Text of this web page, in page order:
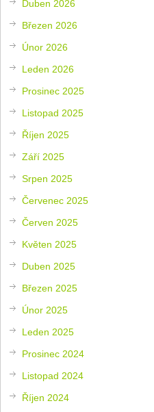
Duben 2026
Březen 2026
Únor 2026
Leden 2026
Prosinec 2025
Listopad 2025
Říjen 2025
Září 2025
Srpen 2025
Červenec 2025
Červen 2025
Květen 2025
Duben 2025
Březen 2025
Únor 2025
Leden 2025
Prosinec 2024
Listopad 2024
Říjen 2024